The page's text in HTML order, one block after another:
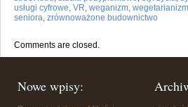
usługi cyfrowe, VR, weganizm, wegetarianizm
seniora, zrównoważone budownictwo
Comments are closed.
Nowe wpisy: